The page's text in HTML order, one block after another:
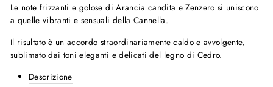
Le note frizzanti e golose di Arancia candita e Zenzero si uniscono
a quelle vibranti e sensuali della Cannella.
Il risultato è un accordo straordinariamente caldo e avvolgente,
sublimato dai toni eleganti e delicati del legno di Cedro.
Descrizione